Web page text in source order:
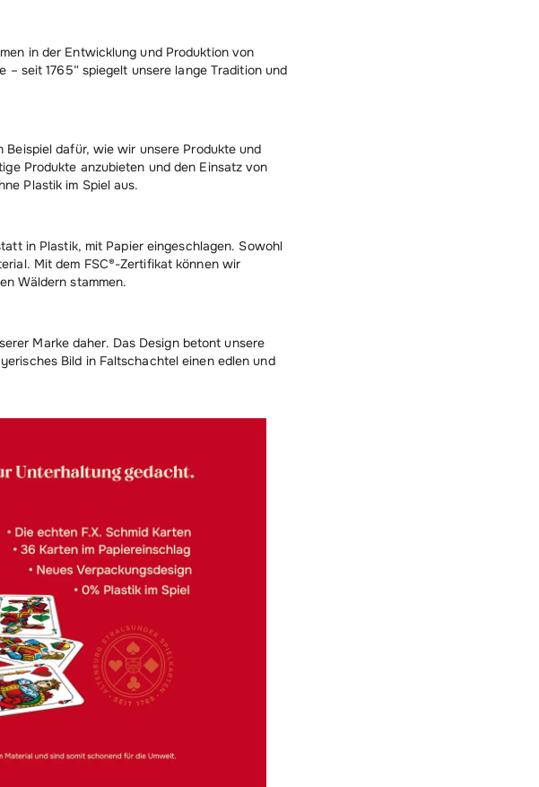
in der Entwicklung und Produktion von
– seit 1765“ spiegelt unsere lange Tradition und
dafür, wie wir unsere Produkte und
Produkte anzubieten und den Einsatz von
Plastik im Spiel aus.
in Plastik, mit Papier eingeschlagen. Sowohl
Mit dem FSC®-Zertifikat können wir
Wäldern stammen.
Marke daher. Das Design betont unsere
Bild in Faltschachtel einen edlen und